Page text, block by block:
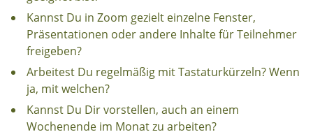
Kannst Du in Zoom gezielt einzelne Fenster,
Präsentationen oder andere Inhalte für Teilnehmer
freigeben?
Arbeitest Du regelmäßig mit Tastaturkürzeln? Wenn
ja, mit welchen?
Kannst Du Dir vorstellen, auch an einem
Wochenende im Monat zu arbeiten?